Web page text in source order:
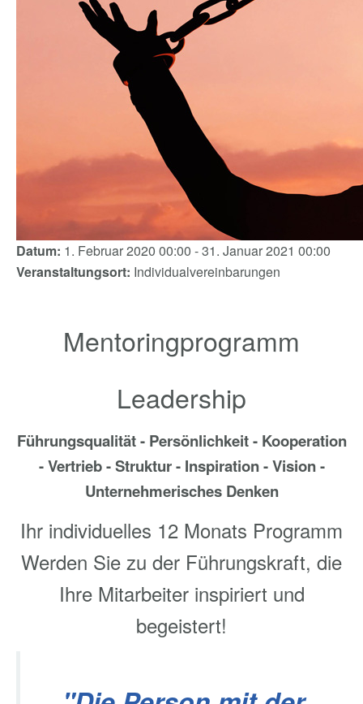
Datum: 1. Februar 2020 00:00 -31. Januar 2021 00:00
Veranstaltungsort: Individualvereinbarungen
Mentoringprogramm
Leadership
Führungsqualität - Persönlichkeit - Kooperation
- Vertrieb - Struktur - Inspiration - Vision -
Unternehmerisches Denken
Ihr individuelles 12 Monats Programm
Werden Sie zu der Führungskraft, die
Ihre Mitarbeiter inspiriert und
begeistert!